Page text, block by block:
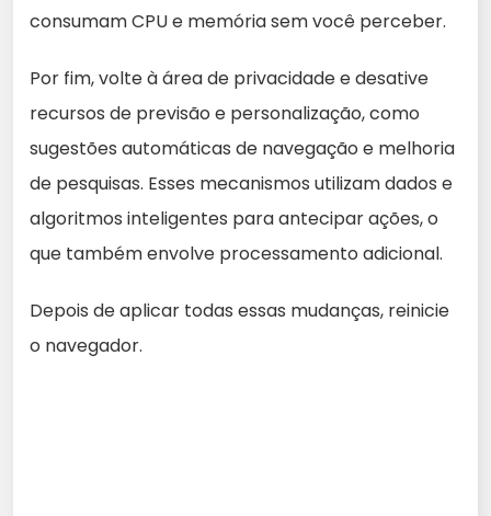
consumam CPU e memória sem você perceber.
Por fim, volte à área de privacidade e desative
recursos de previsão e personalização, como
sugestões automáticas de navegação e melhoria
de pesquisas. Esses mecanismos utilizam dados e
algoritmos inteligentes para antecipar ações, o
que também envolve processamento adicional.
Depois de aplicar todas essas mudanças, reinicie
o navegador.